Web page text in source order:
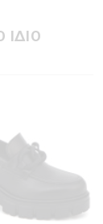
ΙΔΙΟ